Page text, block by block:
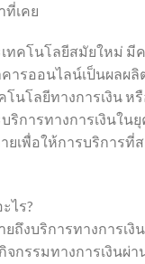
ที่เคย
ทคโนโลยีสมัยใหม่ มี
ารออนไลน์เป็นผลผ
นโลยีทางการเงิน หรื
ริการทางการเงินใน
เพื่อให้การบริการที่ส
ไร?
ถึงบริการทางการเงิ
กรรมทางการเงินผ่า